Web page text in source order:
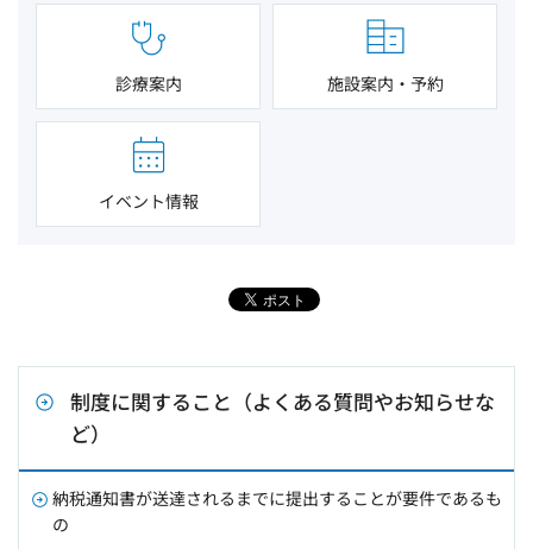
診療案内 施設案内・予約
イベント情報
制度に関すること（よくある質問やお知らせな
ど）
納税通知書が送達されるまでに提出することが要件であるも
の